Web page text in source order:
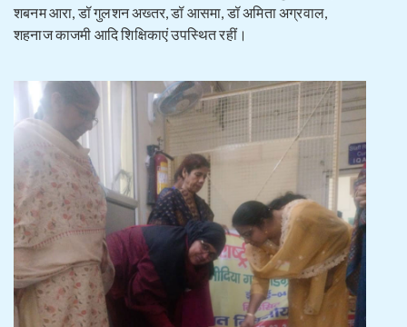
शबनम आरा, डॉ गुलशन अख्तर, डॉ आसमा, डॉ अमिता अग्रवाल,
शहनाज काजमी आदि शिक्षिकाएं उपस्थित रहीं।